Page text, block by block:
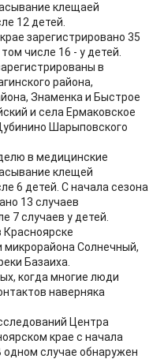
клещаей
12 детей.
зарегистрировано 35
числе 16 - у детей.
в
района,
Знаменка и Быстрое
и села Ермаковское
Шарыповского
в медицинские
клещей
6 детей. С начала сезона
13 случаев
7 случаев у детей.
микрорайона Солнечный,
Базаиха.
когда многие люди
наверняка
Центра
крае с начала
одном случае обнаружен